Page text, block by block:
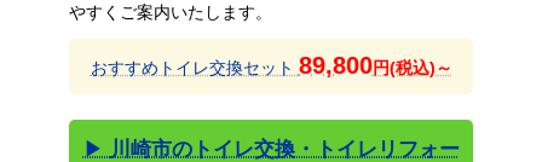
やすくご案内いたします。
おすすめトイレ交換セット 89,800円(税込)～
▶ 川崎市のトイレ交換・トイレリフォー